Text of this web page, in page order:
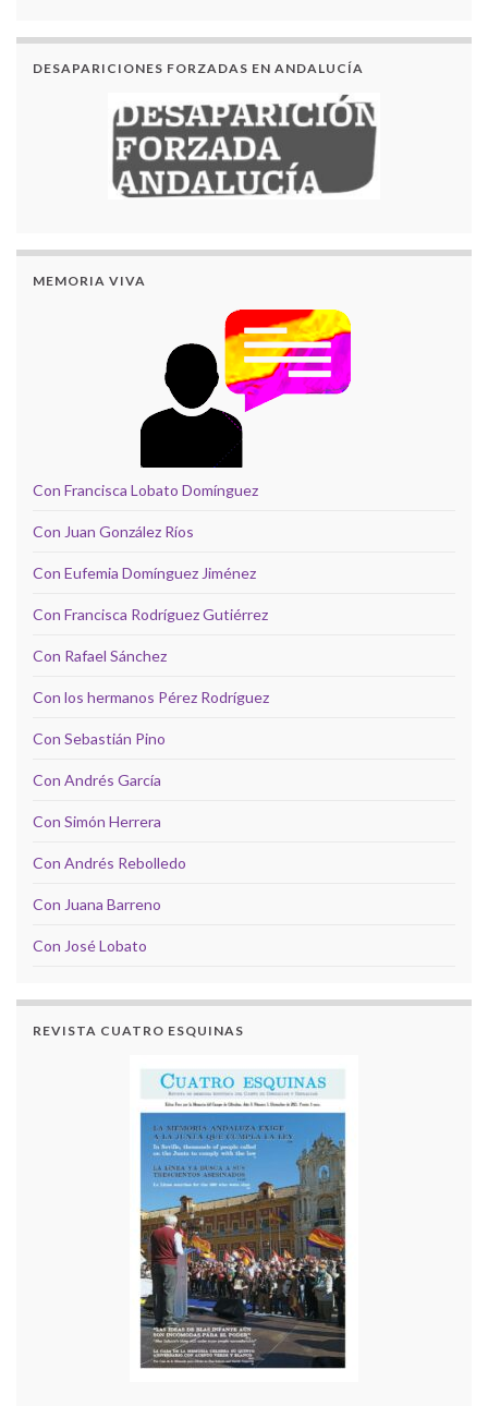
DESAPARICIONES FORZADAS EN ANDALUCÍA
MEMORIA VIVA
Con Francisca Lobato Domínguez
Con Juan González Ríos
Con Eufemia Domínguez Jiménez
Con Francisca Rodríguez Gutiérrez
Con Rafael Sánchez
Con los hermanos Pérez Rodríguez
Con Sebastián Pino
Con Andrés García
Con Simón Herrera
Con Andrés Rebolledo
Con Juana Barreno
Con José Lobato
REVISTA CUATRO ESQUINAS